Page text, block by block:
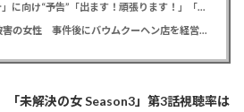
西川貴教 今夜放送「Mステ」に向け“予告”「出ます！頑張ります！」「恐らくアレも着ます！」
斉藤慎二被告から性的暴行被害の女性 事件後にバウムクーヘン店を経営やTikTokでライブ配信する姿に「言葉にできない悔しさと怒り」
未解決の女 Season3」第3話視聴率は